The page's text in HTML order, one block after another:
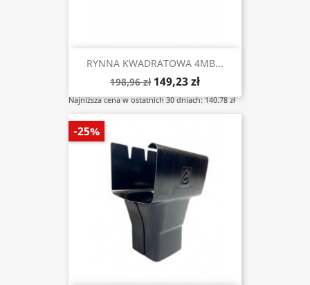
RYNNA KWADRATOWA 4MB...
198,96 zł 149,23 zł
Najniższa cena w ostatnich 30 dniach: 140.78 zł
-25%